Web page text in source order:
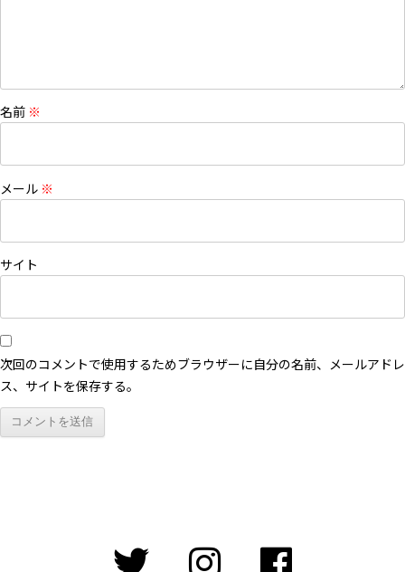
名前 ※
メール ※
サイト
次回のコメントで使用するためブラウザーに自分の名前、メールアドレ
ス、サイトを保存する。